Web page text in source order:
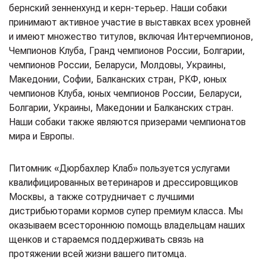
бернский зенненхунд и керн-терьер. Наши собаки
принимают активное участие в выставках всех уровней
и имеют множество титулов, включая Интерчемпионов,
Чемпионов Клуба, Гранд чемпионов России, Болгарии,
чемпионов России, Беларуси, Молдовы, Украины,
Македонии, Софии, Балканских стран, РКФ, юных
чемпионов Клуба, юных чемпионов России, Беларуси,
Болгарии, Украины, Македонии и Балканских стран.
Наши собаки также являются призерами чемпионатов
мира и Европы.
Питомник «Дюрбахлер Клаб» пользуется услугами
квалифицированных ветеринаров и дрессировщиков
Москвы, а также сотрудничает с лучшими
дистрибьюторами кормов супер премиум класса. Мы
оказываем всестороннюю помощь владельцам наших
щенков и стараемся поддерживать связь на
протяжении всей жизни вашего питомца.